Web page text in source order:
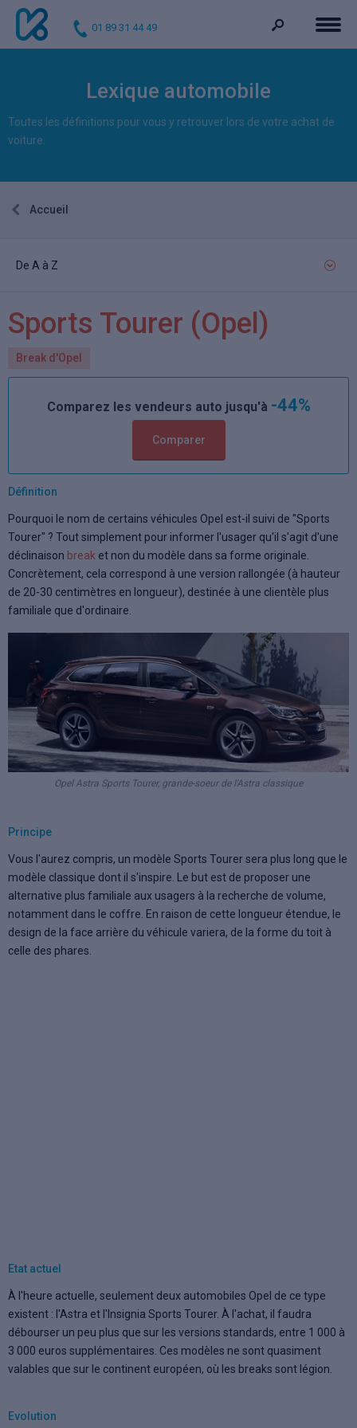
01 89 31 44 49
Lexique automobile
Toutes les définitions pour vous y retrouver lors de votre achat de
voiture.
Accueil
De A à Z
Sports Tourer (Opel)
Break d'Opel
Comparez les vendeurs auto jusqu'à -44%
Comparer
Définition
Pourquoi le nom de certains véhicules Opel est-il suivi de "Sports
Tourer" ? Tout simplement pour informer l'usager qu'il s'agit d'une
déclinaison break et non du modèle dans sa forme originale.
Concrètement, cela correspond à une version rallongée (à hauteur
de 20-30 centimètres en longueur), destinée à une clientèle plus
familiale que d'ordinaire.
Opel Astra Sports Tourer, grande-soeur de l'Astra classique
Principe
Vous l'aurez compris, un modèle Sports Tourer sera plus long que le
modèle classique dont il s'inspire. Le but est de proposer une
alternative plus familiale aux usagers à la recherche de volume,
notamment dans le coffre. En raison de cette longueur étendue, le
design de la face arrière du véhicule variera, de la forme du toit à
celle des phares.
Etat actuel
À l'heure actuelle, seulement deux automobiles Opel de ce type
existent : l'Astra et l'Insignia Sports Tourer. À l'achat, il faudra
débourser un peu plus que sur les versions standards, entre 1 000 à
3 000 euros supplémentaires. Ces modèles ne sont quasiment
valables que sur le continent européen, où les breaks sont légion.
Evolution